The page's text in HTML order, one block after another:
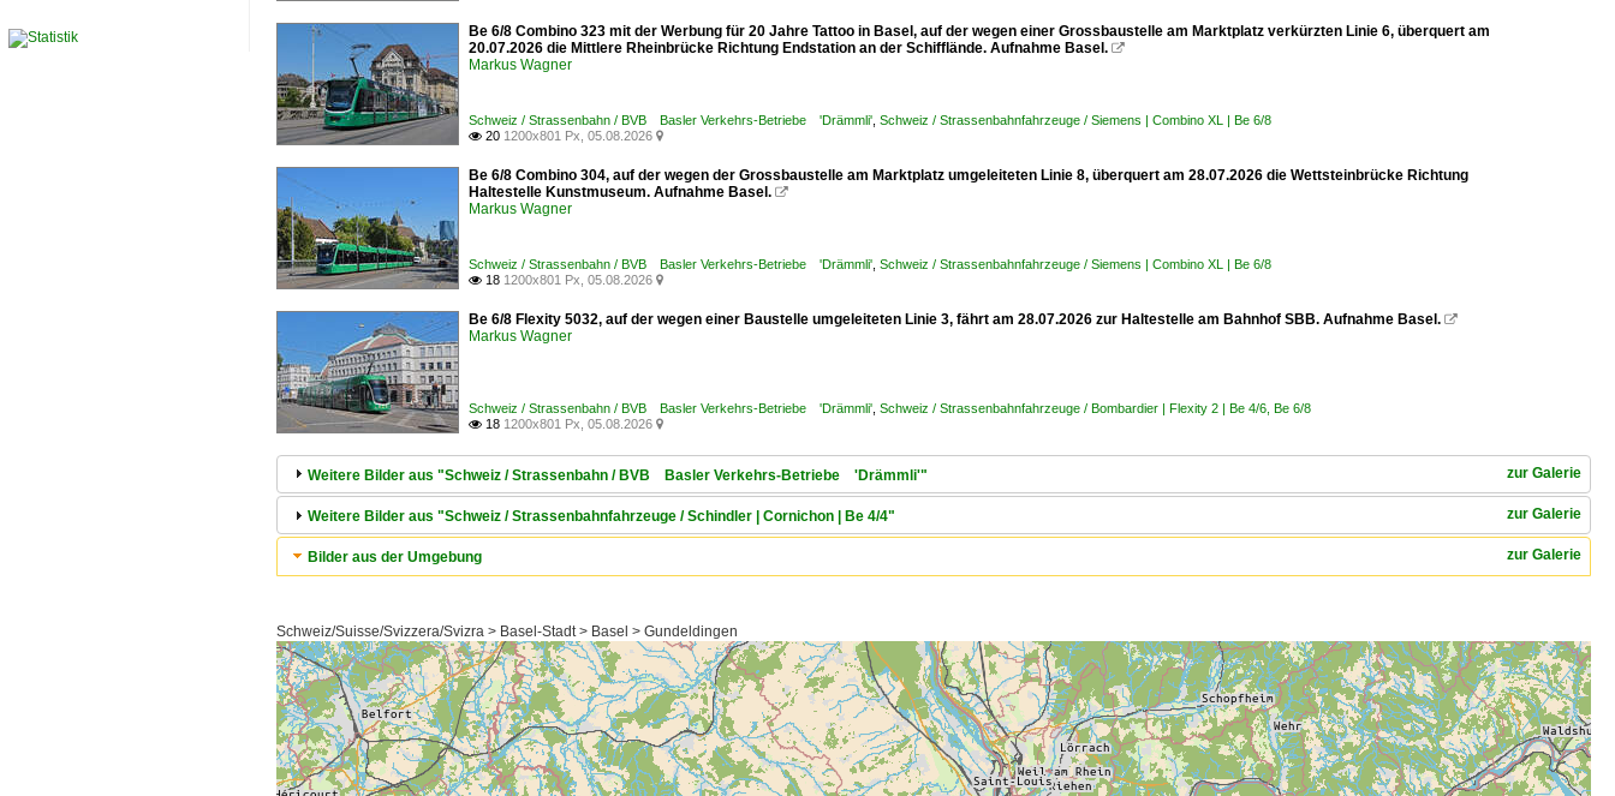
Be 6/8 Combino 323 mit der Werbung für 20 Jahre Tattoo in Basel, auf der wegen einer Grossbaustelle am Marktplatz verkürzten Linie 6, überquert am
20.07.2026 die Mittlere Rheinbrücke Richtung Endstation an der Schifflände. Aufnahme Basel. 
Markus Wagner
Schweiz / Strassenbahn / BVB Basler Verkehrs-Betriebe 'Drämmli' Schweiz / Strassenbahnfahrzeuge / Siemens | Combino XL | Be 6/8
 20 1200x801 Px, 05.08.2026 
Be 6/8 Combino 304, auf der wegen der Grossbaustelle am Marktplatz umgeleiteten Linie 8, überquert am 28.07.2026 die Wettsteinbrücke Richtung
Haltestelle Kunstmuseum. Aufnahme Basel. 
Markus Wagner
Schweiz / Strassenbahn / BVB Basler Verkehrs-Betriebe 'Drämmli' Schweiz / Strassenbahnfahrzeuge / Siemens | Combino XL | Be 6/8
 18 1200x801 Px, 05.08.2026 
Be 6/8 Flexity 5032, auf der wegen einer Baustelle umgeleiteten Linie 3, fährt am 28.07.2026 zur Haltestelle am Bahnhof SBB. Aufnahme Basel. 
Markus Wagner
Schweiz / Strassenbahn / BVB Basler Verkehrs-Betriebe 'Drämmli' Schweiz / Strassenbahnfahrzeuge / Bombardier | Flexity 2 | Be 4/6, Be 6/8
 18 1200x801 Px, 05.08.2026 
zur Galerie
Weitere Bilder aus "Schweiz / Strassenbahn / BVB Basler Verkehrs-Betriebe 'Drämmli'"
zur Galerie
Weitere Bilder aus "Schweiz / Strassenbahnfahrzeuge / Schindler | Cornichon | Be 4/4"
zur Galerie
Bilder aus der Umgebung
Schweiz/Suisse/Svizzera/Svizra > Basel-Stadt > Basel > Gundeldingen